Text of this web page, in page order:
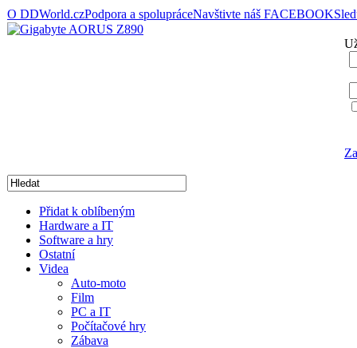
O DDWorld.czPodpora a spolupráceNavštivte náš FACEBOOK
Přidat k oblíbeným
Hardware a IT
Software a hry
Ostatní
Videa
Auto-moto
Film
PC a IT
Počítačové hry
Zábava